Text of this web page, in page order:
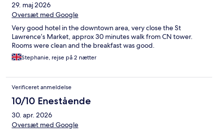
29. maj 2026
Oversæt med Google
Very good hotel in the downtown area, very close the St
Lawrence’s Market, approx 30 minutes walk from CN tower.
Rooms were clean and the breakfast was good.
Stephanie, rejse på 2 nætter
Verificeret anmeldelse
10/10 Enestående
30. apr. 2026
Oversæt med Google